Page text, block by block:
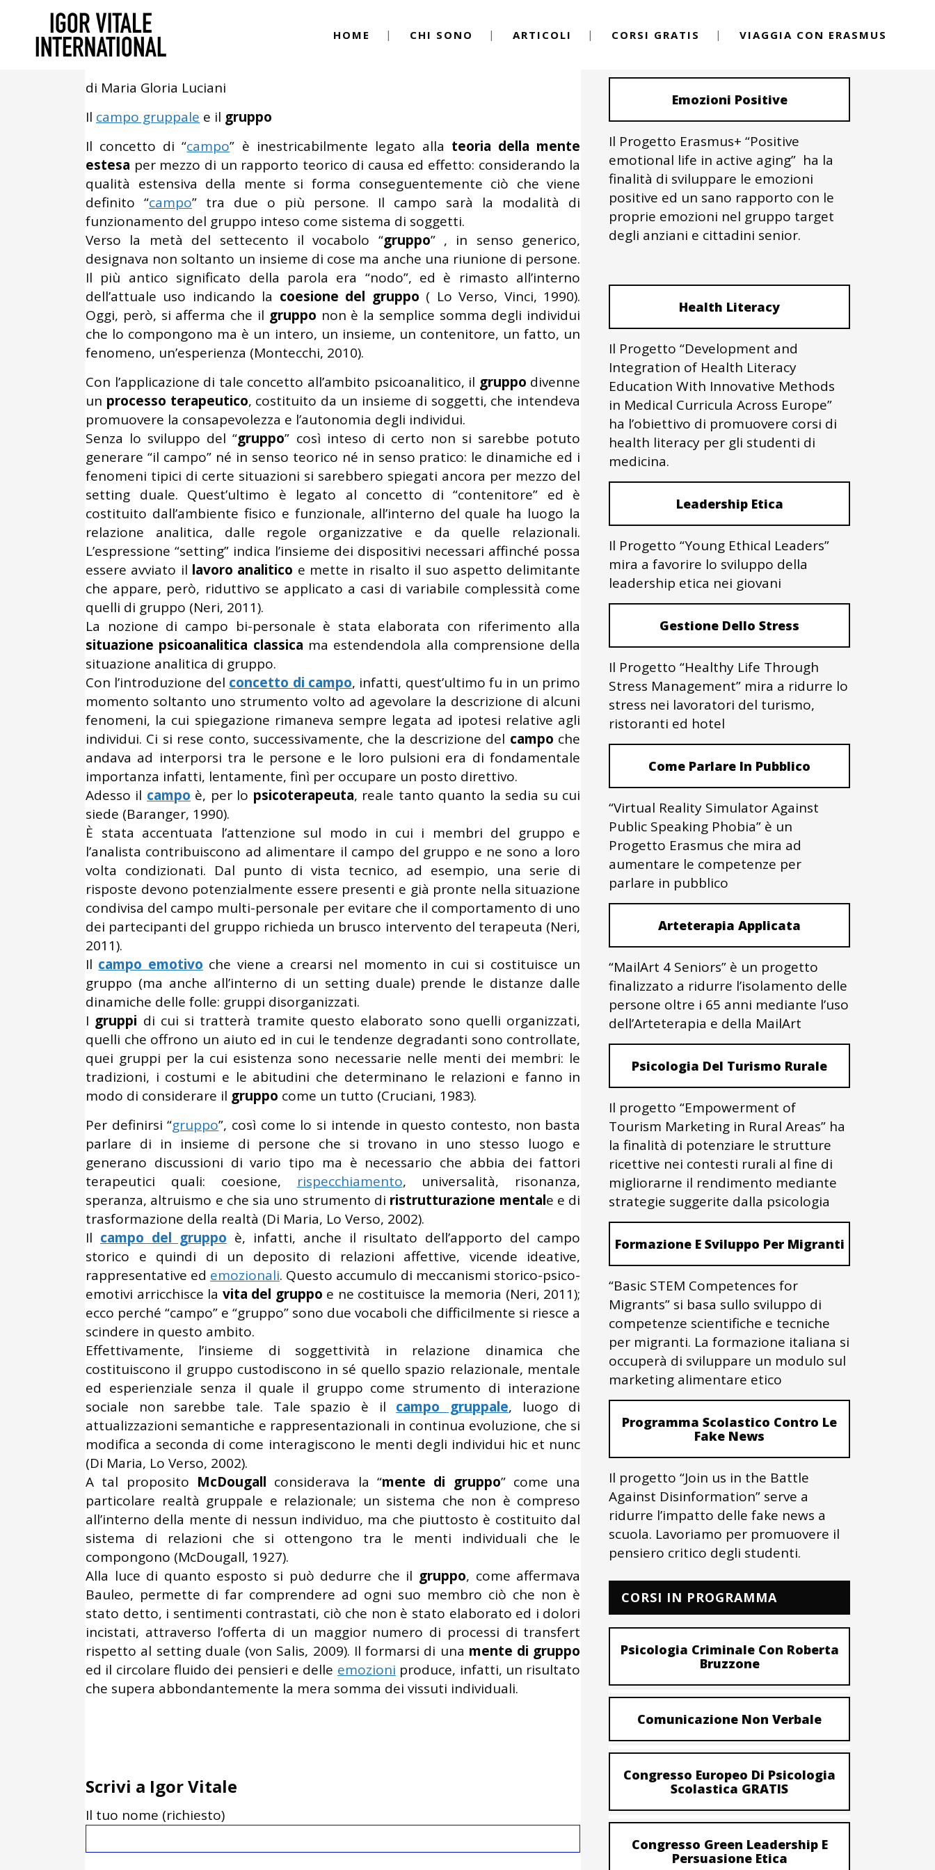
HOME CHI SONO ARTICOLI CORSI GRATIS VIAGGIA CON ERASMUS
Novembre 9, 2013 Psicologia Clinica By Igor Vitale
Il campo gruppale e il gruppo
di Maria Gloria Luciani
Il campo gruppale e il gruppo
Il concetto di “campo” è inestricabilmente legato alla teoria della mente
estesa per mezzo di un rapporto teorico di causa ed effetto: considerando la
qualità estensiva della mente si forma conseguentemente ciò che viene
definito “campo” tra due o più persone. Il campo sarà la modalità di
funzionamento del gruppo inteso come sistema di soggetti.
Verso la metà del settecento il vocabolo “gruppo” , in senso generico,
designava non soltanto un insieme di cose ma anche una riunione di persone.
Il più antico significato della parola era “nodo”, ed è rimasto all’interno
dell’attuale uso indicando la coesione del gruppo ( Lo Verso, Vinci, 1990).
Oggi, però, si afferma che il gruppo non è la semplice somma degli individui
che lo compongono ma è un intero, un insieme, un contenitore, un fatto, un
fenomeno, un’esperienza (Montecchi, 2010).
Con l’applicazione di tale concetto all’ambito psicoanalitico, il gruppo divenne
un processo terapeutico, costituito da un insieme di soggetti, che intendeva
promuovere la consapevolezza e l’autonomia degli individui.
Senza lo sviluppo del “gruppo” così inteso di certo non si sarebbe potuto
generare “il campo” né in senso teorico né in senso pratico: le dinamiche ed i
fenomeni tipici di certe situazioni si sarebbero spiegati ancora per mezzo del
setting duale. Quest’ultimo è legato al concetto di “contenitore” ed è
costituito dall’ambiente fisico e funzionale, all’interno del quale ha luogo la
relazione analitica, dalle regole organizzative e da quelle relazionali.
L’espressione “setting” indica l’insieme dei dispositivi necessari affinché possa
essere avviato il lavoro analitico e mette in risalto il suo aspetto delimitante
che appare, però, riduttivo se applicato a casi di variabile complessità come
quelli di gruppo (Neri, 2011).
La nozione di campo bi-personale è stata elaborata con riferimento alla
situazione psicoanalitica classica ma estendendola alla comprensione della
situazione analitica di gruppo.
Con l’introduzione del concetto di campo, infatti, quest’ultimo fu in un primo
momento soltanto uno strumento volto ad agevolare la descrizione di alcuni
fenomeni, la cui spiegazione rimaneva sempre legata ad ipotesi relative agli
individui. Ci si rese conto, successivamente, che la descrizione del campo che
andava ad interporsi tra le persone e le loro pulsioni era di fondamentale
importanza infatti, lentamente, finì per occupare un posto direttivo.
Adesso il campo è, per lo psicoterapeuta, reale tanto quanto la sedia su cui
siede (Baranger, 1990).
È stata accentuata l’attenzione sul modo in cui i membri del gruppo e
l’analista contribuiscono ad alimentare il campo del gruppo e ne sono a loro
volta condizionati. Dal punto di vista tecnico, ad esempio, una serie di
risposte devono potenzialmente essere presenti e già pronte nella situazione
condivisa del campo multi-personale per evitare che il comportamento di uno
dei partecipanti del gruppo richieda un brusco intervento del terapeuta (Neri,
2011).
Il campo emotivo che viene a crearsi nel momento in cui si costituisce un
gruppo (ma anche all’interno di un setting duale) prende le distanze dalle
dinamiche delle folle: gruppi disorganizzati.
I gruppi di cui si tratterà tramite questo elaborato sono quelli organizzati,
quelli che offrono un aiuto ed in cui le tendenze degradanti sono controllate,
quei gruppi per la cui esistenza sono necessarie nelle menti dei membri: le
tradizioni, i costumi e le abitudini che determinano le relazioni e fanno in
modo di considerare il gruppo come un tutto (Cruciani, 1983).
Per definirsi “gruppo”, così come lo si intende in questo contesto, non basta
parlare di in insieme di persone che si trovano in uno stesso luogo e
generano discussioni di vario tipo ma è necessario che abbia dei fattori
terapeutici quali: coesione, rispecchiamento, universalità, risonanza,
speranza, altruismo e che sia uno strumento di ristrutturazione mentale e di
trasformazione della realtà (Di Maria, Lo Verso, 2002).
Il campo del gruppo è, infatti, anche il risultato dell’apporto del campo
storico e quindi di un deposito di relazioni affettive, vicende ideative,
rappresentative ed emozionali. Questo accumulo di meccanismi storico-psico-
emotivi arricchisce la vita del gruppo e ne costituisce la memoria (Neri, 2011);
ecco perché “campo” e “gruppo” sono due vocaboli che difficilmente si riesce a
scindere in questo ambito.
Effettivamente, l’insieme di soggettività in relazione dinamica che
costituiscono il gruppo custodiscono in sé quello spazio relazionale, mentale
ed esperienziale senza il quale il gruppo come strumento di interazione
sociale non sarebbe tale. Tale spazio è il campo gruppale, luogo di
attualizzazioni semantiche e rappresentazionali in continua evoluzione, che si
modifica a seconda di come interagiscono le menti degli individui hic et nunc
(Di Maria, Lo Verso, 2002).
A tal proposito McDougall considerava la “mente di gruppo” come una
particolare realtà gruppale e relazionale; un sistema che non è compreso
all’interno della mente di nessun individuo, ma che piuttosto è costituito dal
sistema di relazioni che si ottengono tra le menti individuali che le
compongono (McDougall, 1927).
Alla luce di quanto esposto si può dedurre che il gruppo, come affermava
Bauleo, permette di far comprendere ad ogni suo membro ciò che non è
stato detto, i sentimenti contrastati, ciò che non è stato elaborato ed i dolori
incistati, attraverso l’offerta di un maggior numero di processi di transfert
rispetto al setting duale (von Salis, 2009). Il formarsi di una mente di gruppo
ed il circolare fluido dei pensieri e delle emozioni produce, infatti, un risultato
che supera abbondantemente la mera somma dei vissuti individuali.
Scrivi a Igor Vitale
Il tuo nome (richiesto)
Emozioni Positive
Il Progetto Erasmus+ “Positive
emotional life in active aging” ha la
finalità di sviluppare le emozioni
positive ed un sano rapporto con le
proprie emozioni nel gruppo target
degli anziani e cittadini senior.
Health Literacy
Il Progetto “Development and
Integration of Health Literacy
Education With Innovative Methods
in Medical Curricula Across Europe”
ha l’obiettivo di promuovere corsi di
health literacy per gli studenti di
medicina.
Leadership Etica
Il Progetto “Young Ethical Leaders”
mira a favorire lo sviluppo della
leadership etica nei giovani
Gestione Dello Stress
Il Progetto “Healthy Life Through
Stress Management” mira a ridurre lo
stress nei lavoratori del turismo,
ristoranti ed hotel
Come Parlare In Pubblico
“Virtual Reality Simulator Against
Public Speaking Phobia” è un
Progetto Erasmus che mira ad
aumentare le competenze per
parlare in pubblico
Arteterapia Applicata
“MailArt 4 Seniors” è un progetto
finalizzato a ridurre l’isolamento delle
persone oltre i 65 anni mediante l’uso
dell’Arteterapia e della MailArt
Psicologia Del Turismo Rurale
Il progetto “Empowerment of
Tourism Marketing in Rural Areas” ha
la finalità di potenziare le strutture
ricettive nei contesti rurali al fine di
migliorarne il rendimento mediante
strategie suggerite dalla psicologia
Formazione E Sviluppo Per Migranti
“Basic STEM Competences for
Migrants” si basa sullo sviluppo di
competenze scientifiche e tecniche
per migranti. La formazione italiana si
occuperà di sviluppare un modulo sul
marketing alimentare etico
Programma Scolastico Contro Le
Fake News
Il progetto “Join us in the Battle
Against Disinformation” serve a
ridurre l’impatto delle fake news a
scuola. Lavoriamo per promuovere il
pensiero critico degli studenti.
CORSI IN PROGRAMMA
Psicologia Criminale Con Roberta
Bruzzone
Comunicazione Non Verbale
Congresso Europeo Di Psicologia
Scolastica GRATIS
Congresso Green Leadership E
Persuasione Etica